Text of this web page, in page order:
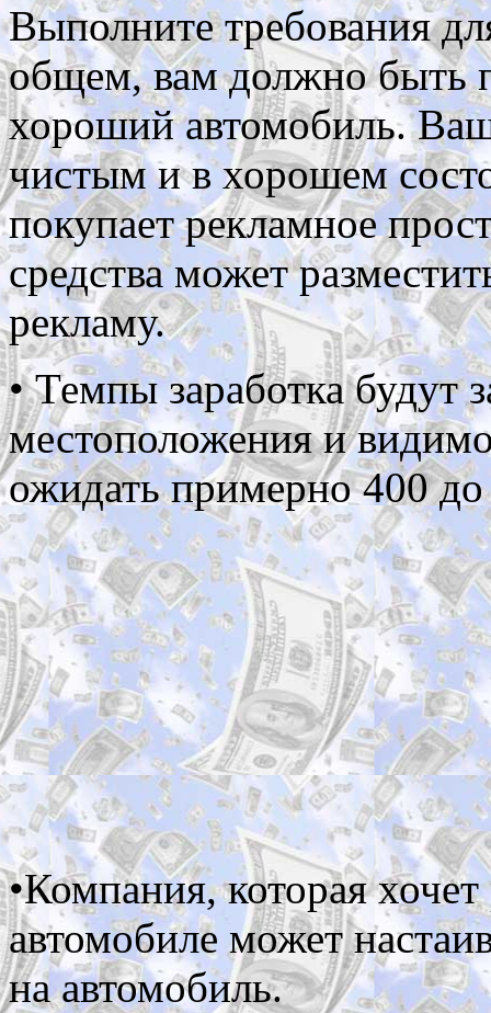
Выполните требования
общем, вам должно быть
хороший автомобиль.
чистым и в хорошем
покупает рекламное
средства может
рекламу.
• Темпы заработка будут
местоположения и
ожидать примерно 400
•Компания, которая
автомобиле может
на автомобиль.